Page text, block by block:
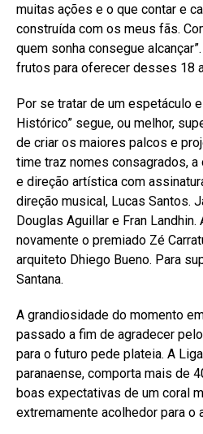
muitas ações e o que contar e
construída com os meus fãs.
quem sonha consegue
frutos para oferecer desses 18
Por se tratar de um espetáculo
Histórico” segue, ou melhor,
de criar os maiores palcos e
time traz nomes consagrados,
e direção artística com
direção musical, Lucas Santos.
Douglas Aguillar e Fran Landhin.
novamente o premiado Zé
arquiteto Dhiego Bueno. Para
Santana.
A grandiosidade do momento
passado a fim de agradecer
para o futuro pede plateia. A
paranaense, comporta mais de
boas expectativas de um coral
extremamente acolhedor para o